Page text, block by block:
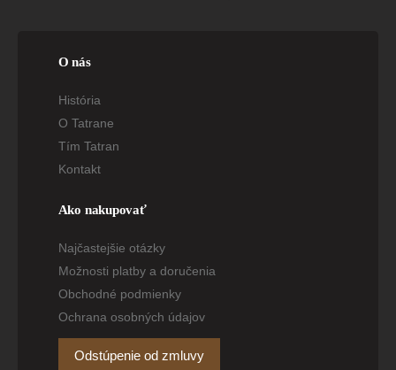
O nás
História
O Tatrane
Tím Tatran
Kontakt
Ako nakupovať
Najčastejšie otázky
Možnosti platby a doručenia
Obchodné podmienky
Ochrana osobných údajov
Odstúpenie od zmluvy